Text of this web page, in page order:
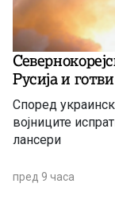
Русија и
Според
војниците
лансери
пред 9 часа